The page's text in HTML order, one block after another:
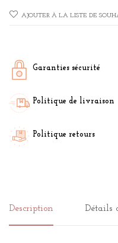
AJOUTER À LA LISTE DE
Garanties sécurité
Politique de livraison
Politique retours
Description Détails